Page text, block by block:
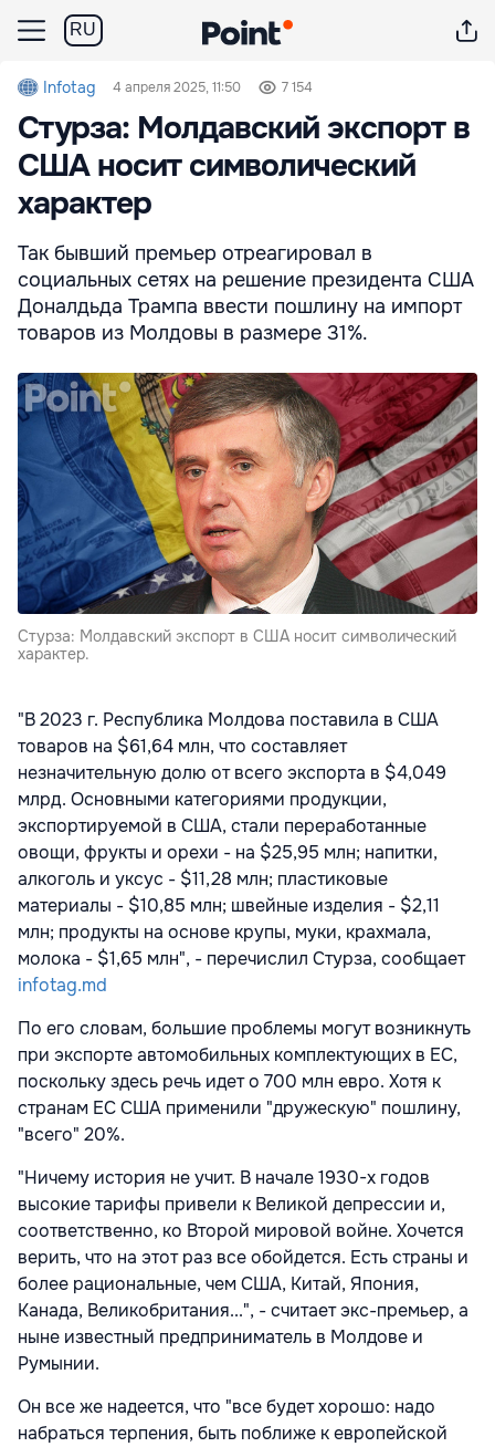
RU
Infotag 4 апреля 2025, 11:50 7 154
Стурза: Молдавский экспорт в
США носит символический
характер
Так бывший премьер отреагировал в
социальных сетях на решение президента США
Доналдьда Трампа ввести пошлину на импорт
товаров из Молдовы в размере 31%.
Стурза: Молдавский экспорт в США носит символический
характер.
"В 2023 г. Республика Молдова поставила в США
товаров на $61,64 млн, что составляет
незначительную долю от всего экспорта в $4,049
млрд. Основными категориями продукции,
экспортируемой в США, стали переработанные
овощи, фрукты и орехи - на $25,95 млн; напитки,
алкоголь и уксус - $11,28 млн; пластиковые
материалы - $10,85 млн; швейные изделия - $2,11
млн; продукты на основе крупы, муки, крахмала,
молока - $1,65 млн", - перечислил Стурза, сообщает
infotag.md
По его словам, большие проблемы могут возникнуть
при экспорте автомобильных комплектующих в ЕС,
поскольку здесь речь идет о 700 млн евро. Хотя к
странам ЕС США применили "дружескую" пошлину,
"всего" 20%.
"Ничему история не учит. В начале 1930-х годов
высокие тарифы привели к Великой депрессии и,
соответственно, ко Второй мировой войне. Хочется
верить, что на этот раз все обойдется. Есть страны и
более рациональные, чем США, Китай, Япония,
Канада, Великобритания...", - считает экс-премьер, а
ныне известный предприниматель в Молдове и
Румынии.
Он все же надеется, что "все будет хорошо: надо
набраться терпения, быть поближе к европейской